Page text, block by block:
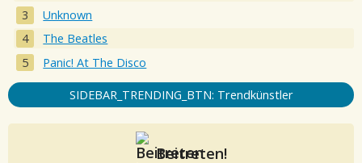
Unknown
The Beatles
Panic! At The Disco
SIDEBAR_TRENDING_BTN: Trendkünstler
Beitreten!